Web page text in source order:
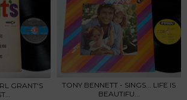
GRANT'S
TONY BENNETT - SINGS... LIFE IS
BEAUTIFU...